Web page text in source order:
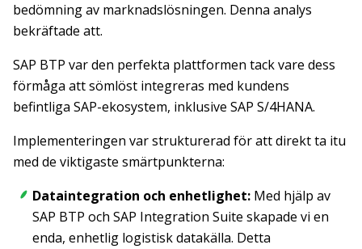
bedömning av marknadslösningen. Denna analys
bekräftade att.
SAP BTP var den perfekta plattformen tack vare dess
förmåga att sömlöst integreras med kundens
befintliga SAP-ekosystem, inklusive SAP S/4HANA.
Implementeringen var strukturerad för att direkt ta itu
med de viktigaste smärtpunkterna:
Dataintegration och enhetlighet: Med hjälp av
SAP BTP och SAP Integration Suite skapade vi en
enda, enhetlig logistisk datakälla. Detta